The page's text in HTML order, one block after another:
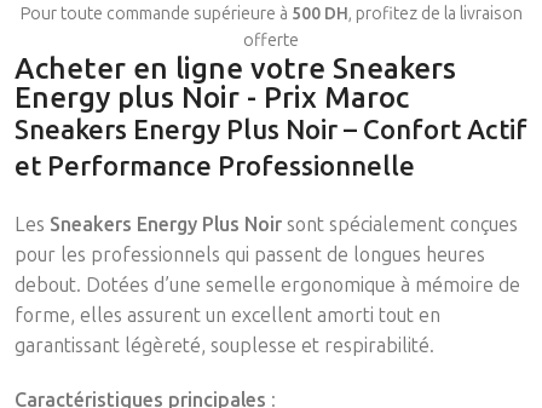
Pour toute commande supérieure à 500 DH, profitez de la livraison
offerte
Acheter en ligne votre Sneakers
Energy plus Noir - Prix Maroc
Sneakers Energy Plus Noir – Confort Actif
et Performance Professionnelle
Les Sneakers Energy Plus Noir sont spécialement conçues
pour les professionnels qui passent de longues heures
debout. Dotées d’une semelle ergonomique à mémoire de
forme, elles assurent un excellent amorti tout en
garantissant légèreté, souplesse et respirabilité.
Caractéristiques principales :